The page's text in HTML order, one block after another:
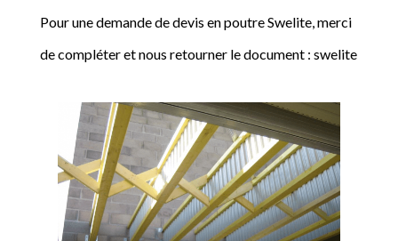
Pour une demande de devis en poutre Swelite, merci
de compléter et nous retourner le document : swelite